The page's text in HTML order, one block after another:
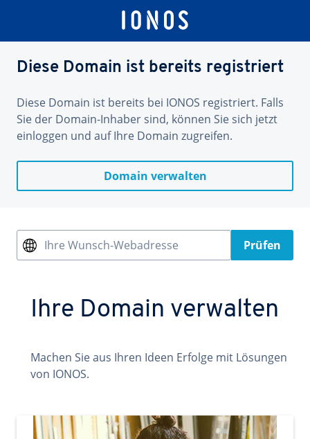
Diese Domain ist bereits registriert
Diese Domain ist bereits bei IONOS registriert. Falls
Sie der Domain-Inhaber sind, können Sie sich jetzt
einloggen und auf Ihre Domain zugreifen.
Domain verwalten
Ihre Wunsch-Webadresse Prüfen
Ihre Domain verwalten
Machen Sie aus Ihren Ideen Erfolge mit Lösungen
von IONOS.